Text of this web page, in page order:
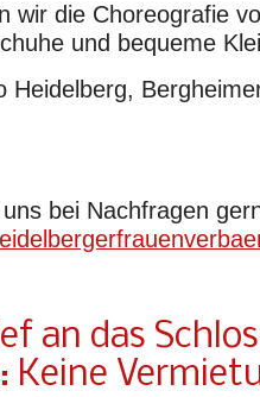
wir die Choreografie
und bequeme
Heidelberg,
bei Nachfragen
an das
Keine